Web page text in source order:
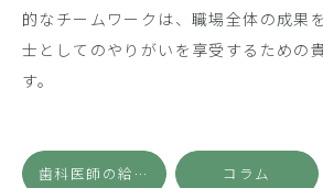
的なチームワークは、職場全体の成果
士としてのやりがいを享受するための
す。
歯科医師の給与相場を理解しキャリアプランを立てる方法 コラム